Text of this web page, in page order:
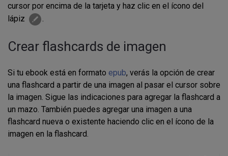
cursor por encima de la tarjeta y haz clic en el ícono del
lápiz
.
Crear flashcards de imagen
Si tu ebook está en formato epub, verás la opción de crear
una flashcard a partir de una imagen al pasar el cursor sobre
la imagen. Sigue las indicaciones para agregar la flashcard a
un mazo. También puedes agregar una imagen a una
flashcard nueva o existente haciendo clic en el ícono de la
imagen en la flashcard.